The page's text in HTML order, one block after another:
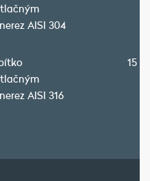
AISI 304
AISI 316
15